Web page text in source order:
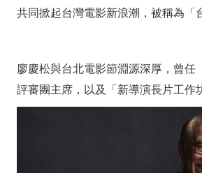
共同掀起台灣電影新浪潮，被稱為「
廖慶松與台北電影節淵源深厚，曾任
評審團主席，以及「新導演長片工作